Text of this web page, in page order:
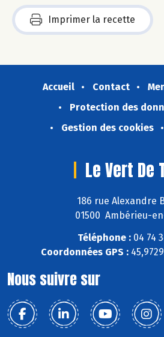
Imprimer la recette
Accueil Contact
Protection des
Gestion des cookies
Le Vert De
186 rue Alexandre
01500 Ambérieu-
Téléphone :04 74
Coordonnées GPS :
Nous suivre sur